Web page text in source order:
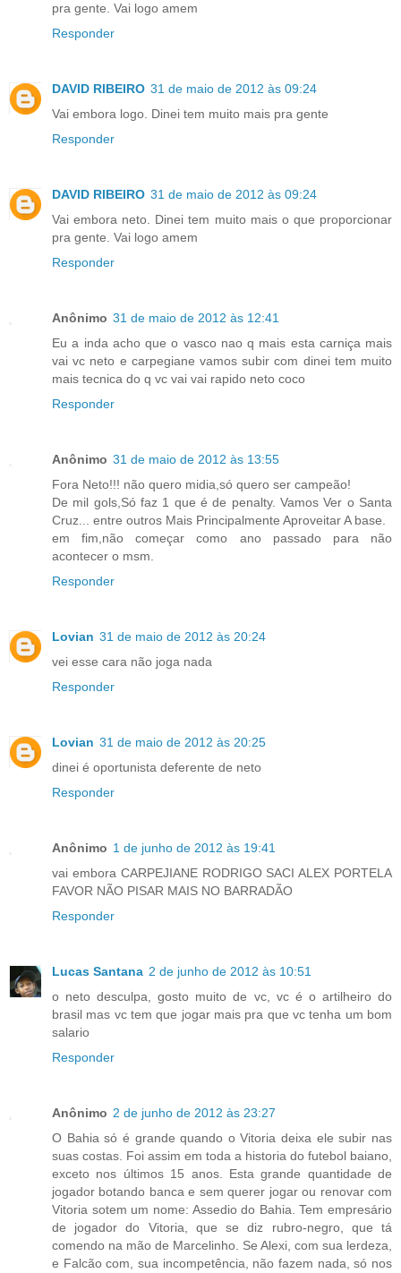
pra gente. Vai logo amem
Responder
DAVID RIBEIRO 31 de maio de 2012 às 09:24
Vai embora logo. Dinei tem muito mais pra gente
Responder
DAVID RIBEIRO 31 de maio de 2012 às 09:24
Vai embora neto. Dinei tem muito mais o que proporcionar
pra gente. Vai logo amem
Responder
Anônimo 31 de maio de 2012 às 12:41
Eu a inda acho que o vasco nao q mais esta carniça mais
vai vc neto e carpegiane vamos subir com dinei tem muito
mais tecnica do q vc vai vai rapido neto coco
Responder
Anônimo 31 de maio de 2012 às 13:55
Fora Neto!!! não quero midia,só quero ser campeão!
De mil gols,Só faz 1 que é de penalty. Vamos Ver o Santa
Cruz... entre outros Mais Principalmente Aproveitar A base.
em fim,não começar como ano passado para não
acontecer o msm.
Responder
Lovian 31 de maio de 2012 às 20:24
vei esse cara não joga nada
Responder
Lovian 31 de maio de 2012 às 20:25
dinei é oportunista deferente de neto
Responder
Anônimo 1 de junho de 2012 às 19:41
vai embora CARPEJIANE RODRIGO SACI ALEX PORTELA
FAVOR NÃO PISAR MAIS NO BARRADÃO
Responder
Lucas Santana 2 de junho de 2012 às 10:51
o neto desculpa, gosto muito de vc, vc é o artilheiro do
brasil mas vc tem que jogar mais pra que vc tenha um bom
salario
Responder
Anônimo 2 de junho de 2012 às 23:27
O Bahia só é grande quando o Vitoria deixa ele subir nas
suas costas. Foi assim em toda a historia do futebol baiano,
exceto nos últimos 15 anos. Esta grande quantidade de
jogador botando banca e sem querer jogar ou renovar com
Vitoria sotem um nome: Assedio do Bahia. Tem empresário
de jogador do Vitoria, que se diz rubro-negro, que tá
comendo na mão de Marcelinho. Se Alexi, com sua lerdeza,
e Falcão com, sua incompetência, não fazem nada, só nos